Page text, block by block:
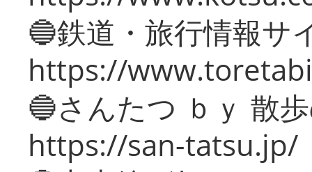
🔵鉄道・旅行情報サ
https://
🔵さんたつ ｂｙ 散
https://san-tatsu.jp/